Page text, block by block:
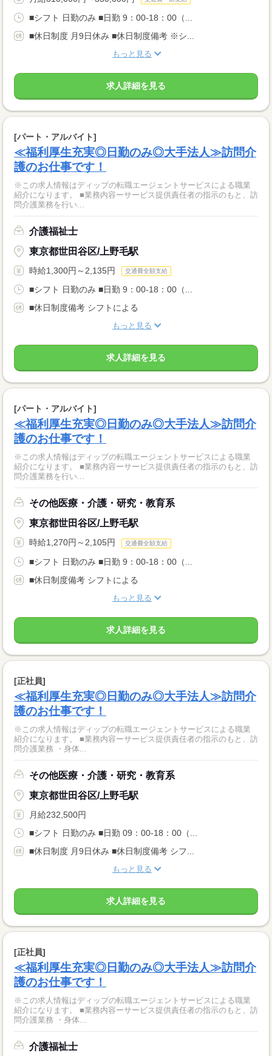
■シフト 日勤のみ ■日勤 9：00-18：00（...
■休日制度 月9日休み ■休日制度備考 ※シ...
もっと見る
求人詳細を見る
[パート・アルバイト]
≪福利厚生充実◎日勤のみ◎大手法人≫訪問介
護のお仕事です！
※この求人情報はディップの転職エージェントサービスによる職業
紹介になります。 ■業務内容ーサービス提供責任者の指示のもと、訪
問介護業務を行い...
介護福祉士
東京都世田谷区/上野毛駅
時給1,300円～2,135円 交通費全額支給
■シフト 日勤のみ ■日勤 9：00-18：00（...
■休日制度備考 シフトによる
もっと見る
求人詳細を見る
[パート・アルバイト]
≪福利厚生充実◎日勤のみ◎大手法人≫訪問介
護のお仕事です！
※この求人情報はディップの転職エージェントサービスによる職業
紹介になります。 ■業務内容ーサービス提供責任者の指示のもと、訪
問介護業務を行い...
その他医療・介護・研究・教育系
東京都世田谷区/上野毛駅
時給1,270円～2,105円 交通費全額支給
■シフト 日勤のみ ■日勤 9：00-18：00（...
■休日制度備考 シフトによる
もっと見る
求人詳細を見る
[正社員]
≪福利厚生充実◎日勤のみ◎大手法人≫訪問介
護のお仕事です！
※この求人情報はディップの転職エージェントサービスによる職業
紹介になります。 ■業務内容ーサービス提供責任者の指示のもと、訪
問介護業務 ・身体...
その他医療・介護・研究・教育系
東京都世田谷区/上野毛駅
月給232,500円
■シフト 日勤のみ ■日勤 09：00-18：00（...
■休日制度 月9日休み ■休日制度備考 シフ...
もっと見る
求人詳細を見る
[正社員]
≪福利厚生充実◎日勤のみ◎大手法人≫訪問介
護のお仕事です！
※この求人情報はディップの転職エージェントサービスによる職業
紹介になります。 ■業務内容ーサービス提供責任者の指示のもと、訪
問介護業務 ・身体...
介護福祉士